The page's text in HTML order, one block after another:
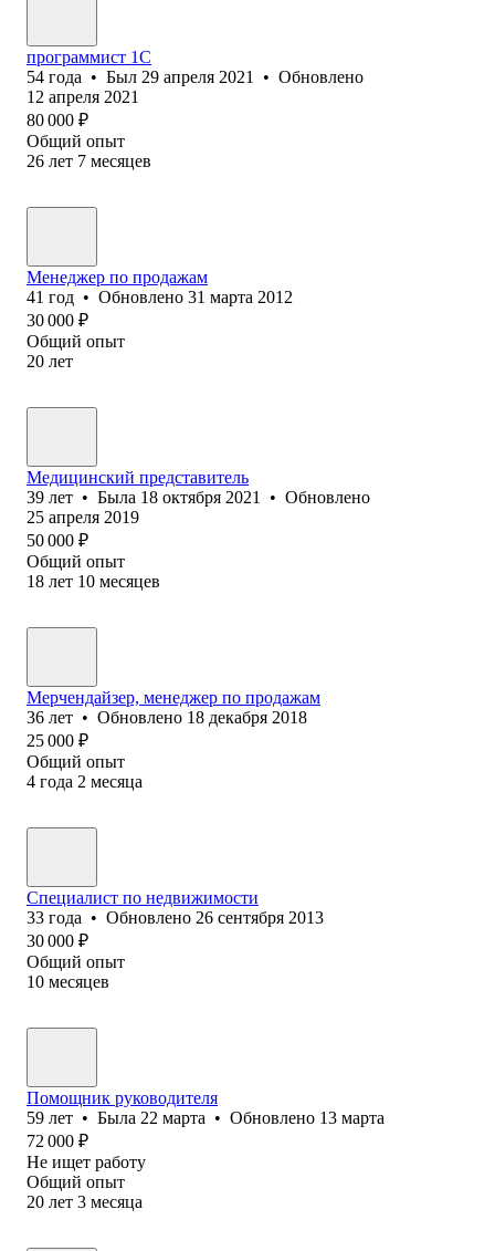
программист 1С
54 года • Был 29 апреля 2021 • Обновлено
12 апреля 2021
80 000 ₽
Общий опыт
26 лет 7 месяцев
Менеджер по продажам
41 год • Обновлено 31 марта 2012
30 000 ₽
Общий опыт
20 лет
Медицинский представитель
39 лет • Была 18 октября 2021 • Обновлено
25 апреля 2019
50 000 ₽
Общий опыт
18 лет 10 месяцев
Мерчендайзер, менеджер по продажам
36 лет • Обновлено 18 декабря 2018
25 000 ₽
Общий опыт
4 года 2 месяца
Специалист по недвижимости
33 года • Обновлено 26 сентября 2013
30 000 ₽
Общий опыт
10 месяцев
Помощник руководителя
59 лет • Была 22 марта • Обновлено 13 марта
72 000 ₽
Не ищет работу
Общий опыт
20 лет 3 месяца